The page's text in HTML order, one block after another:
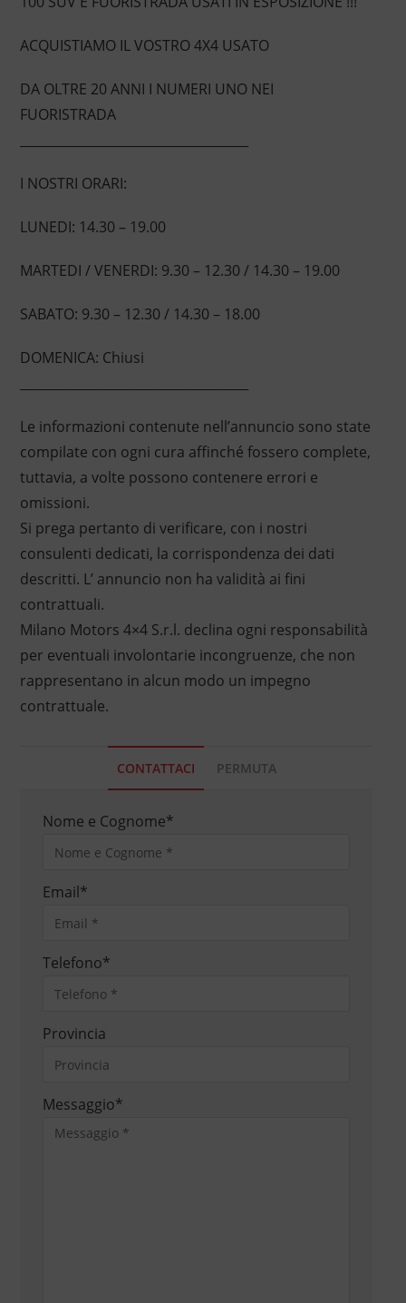
ACQUISTIAMO IL VOSTRO 4X4 USATO
DA OLTRE 20 ANNI I NUMERI UNO NEI
FUORISTRADA
I NOSTRI ORARI:
LUNEDI: 14.30 – 19.00
MARTEDI / VENERDI: 9.30 – 12.30 / 14.30 – 19.00
SABATO: 9.30 – 12.30 / 14.30 – 18.00
DOMENICA: Chiusi
Le informazioni contenute nell’annuncio sono state
compilate con ogni cura affinché fossero complete,
tuttavia, a volte possono contenere errori e
omissioni.
Si prega pertanto di verificare, con i nostri
consulenti dedicati, la corrispondenza dei dati
descritti. L’ annuncio non ha validità ai fini
contrattuali.
Milano Motors 4×4 S.r.l. declina ogni responsabilità
per eventuali involontarie incongruenze, che non
rappresentano in alcun modo un impegno
contrattuale.
CONTATTACI PERMUTA
Nome e Cognome*
Email*
Telefono*
Provincia
Messaggio*